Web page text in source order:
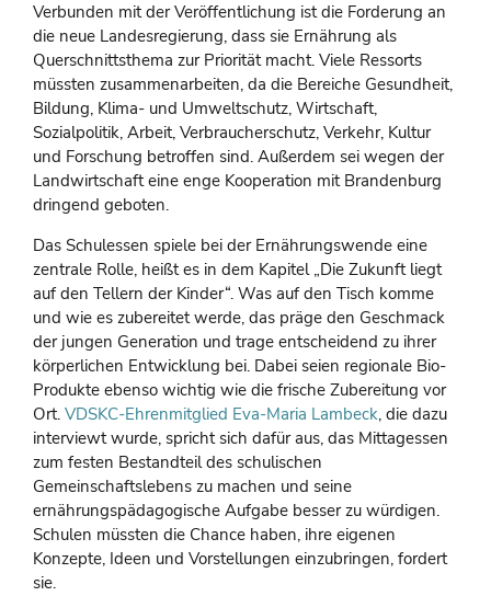
Verbunden mit der Veröffentlichung ist die Forderung an
die neue Landesregierung, dass sie Ernährung als
Querschnittsthema zur Priorität macht. Viele Ressorts
müssten zusammenarbeiten, da die Bereiche Gesundheit,
Bildung, Klima- und Umweltschutz, Wirtschaft,
Sozialpolitik, Arbeit, Verbraucherschutz, Verkehr, Kultur
und Forschung betroffen sind. Außerdem sei wegen der
Landwirtschaft eine enge Kooperation mit Brandenburg
dringend geboten.
Das Schulessen spiele bei der Ernährungswende eine
zentrale Rolle, heißt es in dem Kapitel „Die Zukunft liegt
auf den Tellern der Kinder“. Was auf den Tisch komme
und wie es zubereitet werde, das präge den Geschmack
der jungen Generation und trage entscheidend zu ihrer
körperlichen Entwicklung bei. Dabei seien regionale Bio-
Produkte ebenso wichtig wie die frische Zubereitung vor
Ort. VDSKC-Ehrenmitglied Eva-Maria Lambeck, die dazu
interviewt wurde, spricht sich dafür aus, das Mittagessen
zum festen Bestandteil des schulischen
Gemeinschaftslebens zu machen und seine
ernährungspädagogische Aufgabe besser zu würdigen.
Schulen müssten die Chance haben, ihre eigenen
Konzepte, Ideen und Vorstellungen einzubringen, fordert
sie.